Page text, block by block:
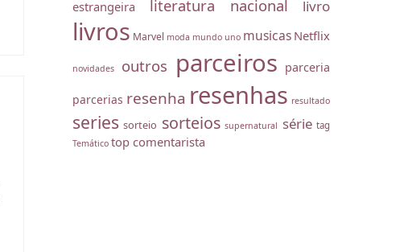
estrangeira
literatura nacional livro
livros Marvel moda mundo uno musicas Netflix
novidades outros parceiros parceria
parcerias resenha resenhas resultado
series sorteio sorteios supernatural série tag
Temático top comentarista